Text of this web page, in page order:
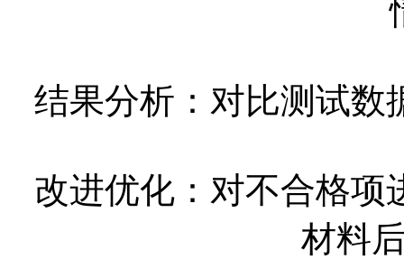
结果分析：对比测试数
改进优化：对不合格项
材料